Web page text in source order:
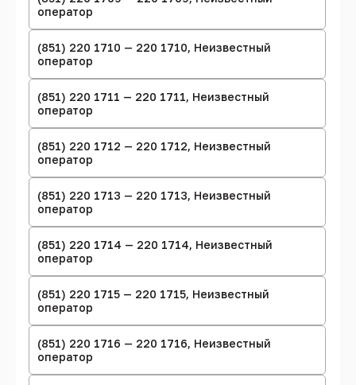
оператор
(851) 220 1710 — 220 1710, Неизвестный
оператор
(851) 220 1711 — 220 1711, Неизвестный
оператор
(851) 220 1712 — 220 1712, Неизвестный
оператор
(851) 220 1713 — 220 1713, Неизвестный
оператор
(851) 220 1714 — 220 1714, Неизвестный
оператор
(851) 220 1715 — 220 1715, Неизвестный
оператор
(851) 220 1716 — 220 1716, Неизвестный
оператор